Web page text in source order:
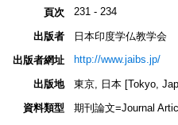
頁次 231 - 234
出版者
日本印度学仏教学会
出版者網址
http://www.jaibs.jp/
出版地
東京, 日本 [Tokyo,
資料類型
期刊論文=Journal